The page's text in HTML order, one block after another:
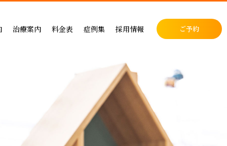
治療案内
成人矯正
小児矯正
ホワイトニング
料金表
セラミックによる治療の料金表
ホワイトニングの料金表
歯周病治療の料金表
症例集
セラミック治療
インプラント治療
矯正治療
採用情報 ご予約
セラミック治療
矯正治療